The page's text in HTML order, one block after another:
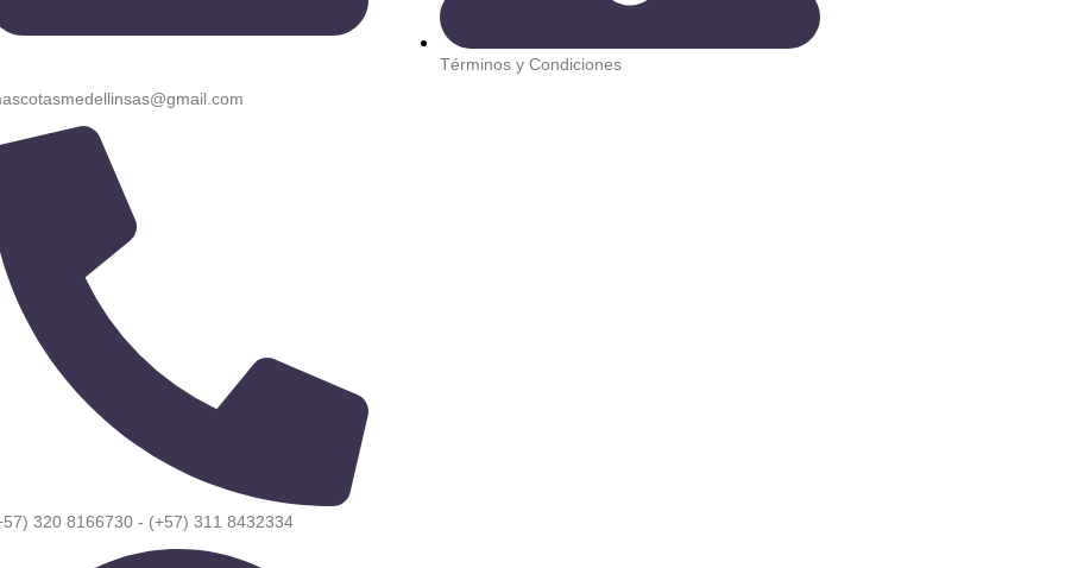
320 8166730 - (+57) 311 8432334
Términos y Condiciones